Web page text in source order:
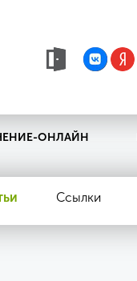
ОНЛАЙН
Ссылки